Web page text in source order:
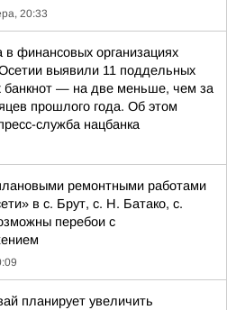
20:33
в финансовых организациях
выявили 11 поддельных
банкнот — на две меньше, чем за
прошлого года. Об этом
служба нацбанка
ремонтными работами
в с. Брут, с. Н. Батако, с.
перебои с
планирует увеличить